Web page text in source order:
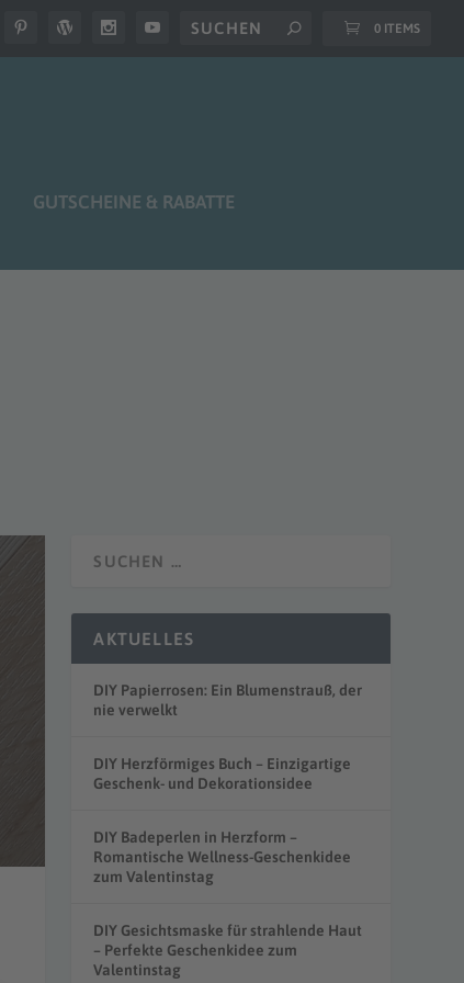
0 ITEMS
GUTSCHEINE & RABATTE
AKTUELLES
DIY Papierrosen: Ein Blumenstrauß, der
nie verwelkt
DIY Herzförmiges Buch – Einzigartige
Geschenk- und Dekorationsidee
DIY Badeperlen in Herzform –
Romantische Wellness-Geschenkidee
zum Valentinstag
DIY Gesichtsmaske für strahlende Haut
– Perfekte Geschenkidee zum
Valentinstag